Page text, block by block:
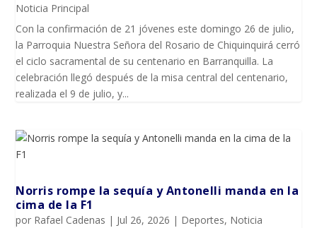
Noticia Principal
Con la confirmación de 21 jóvenes este domingo 26 de julio,
la Parroquia Nuestra Señora del Rosario de Chiquinquirá cerró
el ciclo sacramental de su centenario en Barranquilla. La
celebración llegó después de la misa central del centenario,
realizada el 9 de julio, y...
Norris rompe la sequía y Antonelli manda en la
cima de la F1
por Rafael Cadenas | Jul 26, 2026 | Deportes, Noticia